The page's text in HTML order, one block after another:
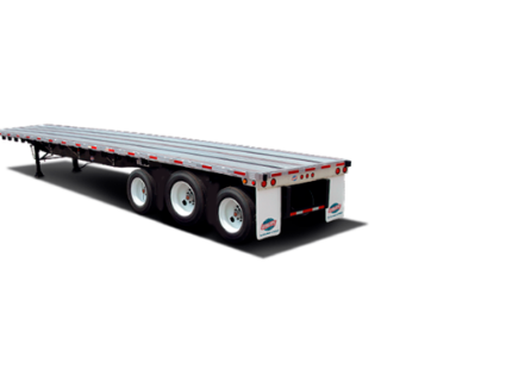
PLATAFORMA
La plataforma Utility® ofrece la más alta
eficiencia para soportar operaciones de carga
mejorando el consumo de combustible.